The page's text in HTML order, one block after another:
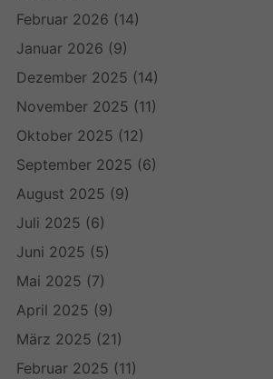
Februar 2026 (14)
Januar 2026 (9)
Dezember 2025 (14)
November 2025 (11)
Oktober 2025 (12)
September 2025 (6)
August 2025 (9)
Juli 2025 (6)
Juni 2025 (5)
Mai 2025 (7)
April 2025 (9)
März 2025 (21)
Februar 2025 (11)